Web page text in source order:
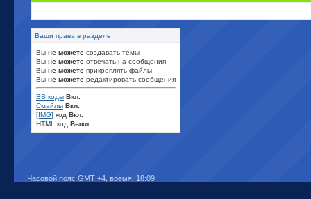
Ваши права в разделе
Вы не можете создавать темы
Вы не можете отвечать на сообщения
Вы не можете прикреплять файлы
Вы не можете редактировать сообщения
BB коды Вкл.
Смайлы Вкл.
[IMG] код Вкл.
HTML код Выкл.
Часовой пояс GMT +4, время: 18:09